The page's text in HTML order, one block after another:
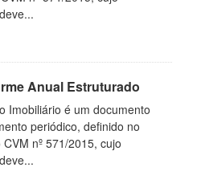
Anual Estruturado
Imobiliário é um documento
periódico, definido no
nº 571/2015, cujo